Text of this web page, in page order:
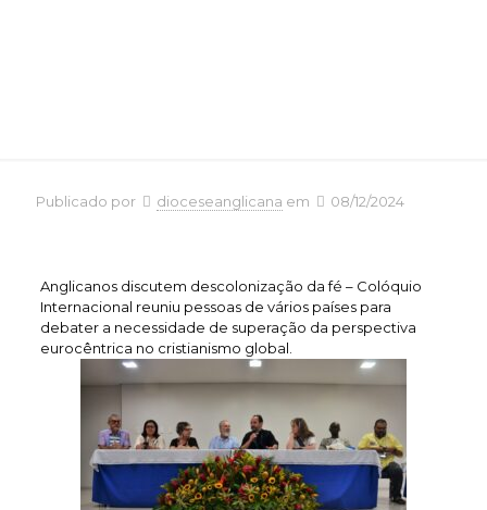
Publicado por dioceseanglicana em 08/12/2024
Anglicanos discutem descolonização da fé – Colóquio
Internacional reuniu pessoas de vários países para
debater a necessidade de superação da perspectiva
eurocêntrica no cristianismo global.